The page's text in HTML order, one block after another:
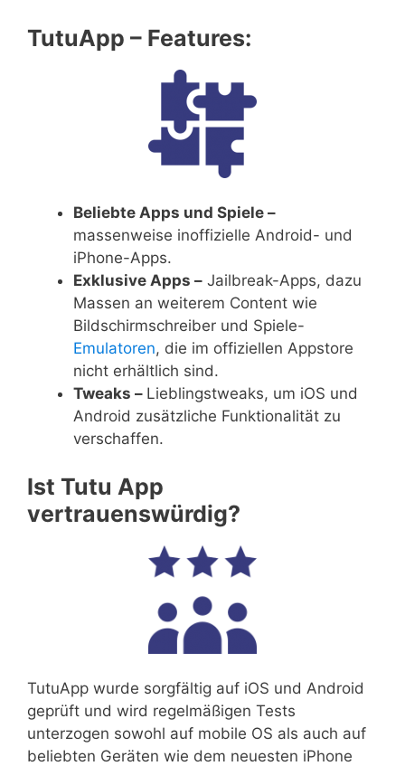
TutuApp – Features:
Beliebte Apps und Spiele –
massenweise inoffizielle Android- und
iPhone-Apps.
Exklusive Apps – Jailbreak-Apps, dazu
Massen an weiterem Content wie
Bildschirmschreiber und Spiele-
Emulatoren, die im offiziellen Appstore
nicht erhältlich sind.
Tweaks – Lieblingstweaks, um iOS und
Android zusätzliche Funktionalität zu
verschaffen.
Ist Tutu App
vertrauenswürdig?
TutuApp wurde sorgfältig auf iOS und Android
geprüft und wird regelmäßigen Tests
unterzogen sowohl auf mobile OS als auch auf
beliebten Geräten wie dem neuesten iPhone